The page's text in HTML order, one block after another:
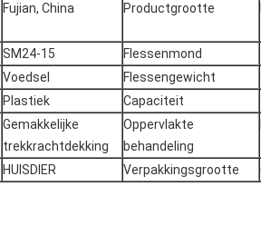
Fujian, China Productgrootte
SM24-15 Flessenmond
Voedsel Flessengewicht
Plastiek Capaciteit
Gemakkelijke
trekkrachtdekking
Oppervlakte
behandeling
HUISDIER Verpakkingsgrootte